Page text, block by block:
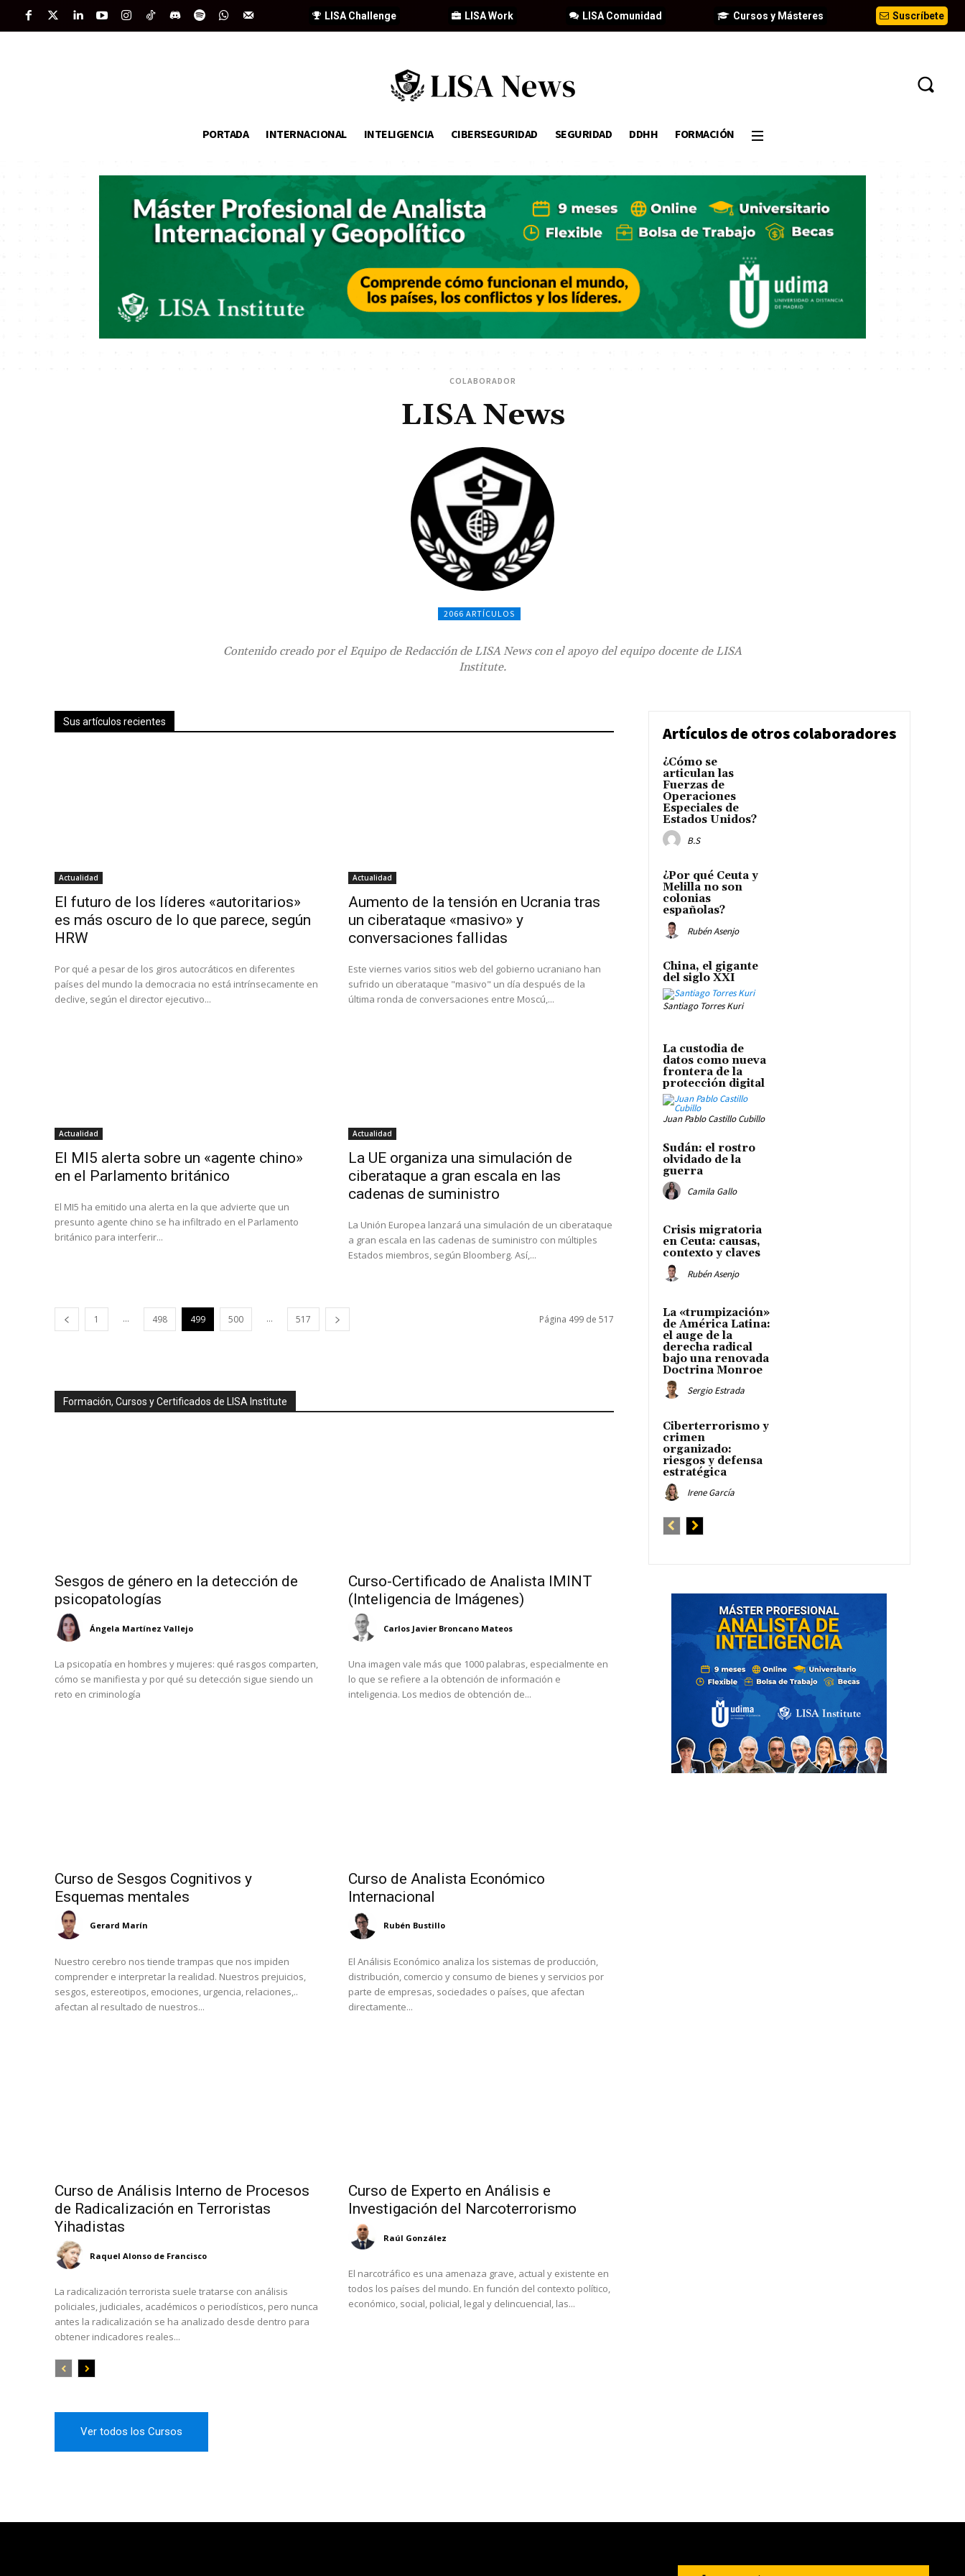
Suscríbete
Cursos y Másteres
LISA Comunidad
LISA Work
LISA Challenge
PORTADA INTERNACIONAL INTELIGENCIA CIBERSEGURIDAD SEGURIDAD DDHH FORMACIÓN
COLABORADOR
LISA News
2066 ARTÍCULOS
Contenido creado por el Equipo de Redacción de LISA News con el apoyo del equipo docente de LISA
Institute.
Sus artículos recientes
Actualidad
El futuro de los líderes «autoritarios»
es más oscuro de lo que parece, según
HRW
Por qué a pesar de los giros autocráticos en diferentes
países del mundo la democracia no está intrínsecamente en
declive, según el director ejecutivo...
Actualidad
Aumento de la tensión en Ucrania tras
un ciberataque «masivo» y
conversaciones fallidas
Este viernes varios sitios web del gobierno ucraniano han
sufrido un ciberataque "masivo" un día después de la
última ronda de conversaciones entre Moscú,...
Actualidad
El MI5 alerta sobre un «agente chino»
en el Parlamento británico
El MI5 ha emitido una alerta en la que advierte que un
presunto agente chino se ha infiltrado en el Parlamento
británico para interferir...
Actualidad
La UE organiza una simulación de
ciberataque a gran escala en las
cadenas de suministro
La Unión Europea lanzará una simulación de un ciberataque
a gran escala en las cadenas de suministro con múltiples
Estados miembros, según Bloomberg. Así,...
1 ... 498 499 500 ... 517 Página 499 de 517
Formación, Cursos y Certificados de LISA Institute
Sesgos de género en la detección de
psicopatologías
Ángela Martínez Vallejo
La psicopatía en hombres y mujeres: qué rasgos comparten,
cómo se manifiesta y por qué su detección sigue siendo un
reto en criminología
Curso-Certificado de Analista IMINT
(Inteligencia de Imágenes)
Carlos Javier Broncano Mateos
Una imagen vale más que 1000 palabras, especialmente en
lo que se refiere a la obtención de información e
inteligencia. Los medios de obtención de...
Curso de Sesgos Cognitivos y
Esquemas mentales
Gerard Marín
Nuestro cerebro nos tiende trampas que nos impiden
comprender e interpretar la realidad. Nuestros prejuicios,
sesgos, estereotipos, emociones, urgencia, relaciones,..
afectan al resultado de nuestros...
Curso de Analista Económico
Internacional
Rubén Bustillo
El Análisis Económico analiza los sistemas de producción,
distribución, comercio y consumo de bienes y servicios por
parte de empresas, sociedades o países, que afectan
directamente...
Curso de Análisis Interno de Procesos
de Radicalización en Terroristas
Yihadistas
Raquel Alonso de Francisco
La radicalización terrorista suele tratarse con análisis
policiales, judiciales, académicos o periodísticos, pero nunca
antes la radicalización se ha analizado desde dentro para
obtener indicadores reales...
Curso de Experto en Análisis e
Investigación del Narcoterrorismo
Raúl González
El narcotráfico es una amenaza grave, actual y existente en
todos los países del mundo. En función del contexto político,
económico, social, policial, legal y delincuencial, las...
Ver todos los Cursos
Artículos de otros colaboradores
¿Cómo se
articulan las
Fuerzas de
Operaciones
Especiales de
Estados Unidos?
B.S
¿Por qué Ceuta y
Melilla no son
colonias
españolas?
Rubén Asenjo
China, el gigante
del siglo XXI
Santiago Torres Kuri
La custodia de
datos como nueva
frontera de la
protección digital
Juan Pablo Castillo Cubillo
Sudán: el rostro
olvidado de la
guerra
Camila Gallo
Crisis migratoria
en Ceuta: causas,
contexto y claves
Rubén Asenjo
La «trumpización»
de América Latina:
el auge de la
derecha radical
bajo una renovada
Doctrina Monroe
Sergio Estrada
Ciberterrorismo y
crimen
organizado:
riesgos y defensa
estratégica
Irene García